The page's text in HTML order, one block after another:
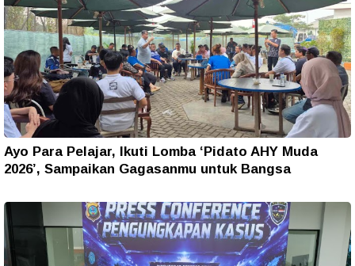
Ayo Para Pelajar, Ikuti Lomba ‘Pidato AHY Muda
2026’, Sampaikan Gagasanmu untuk Bangsa